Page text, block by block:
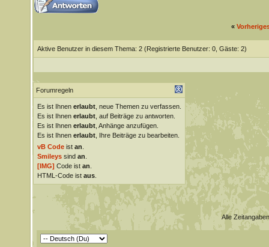
«
Aktive Benutzer in diesem Thema: 2 (Registrierte Benutzer: 0, Gäste: 2)
Forumregeln
Es ist Ihnen erlaubt, neue Themen zu verfassen.
Es ist Ihnen erlaubt, auf Beiträge zu antworten.
Es ist Ihnen erlaubt, Anhänge anzufügen.
Es ist Ihnen erlaubt, Ihre Beiträge zu bearbeiten.
vB Codeist an
Smileyssind an
[IMG] Code ist an
HTML-Code ist aus.
Alle